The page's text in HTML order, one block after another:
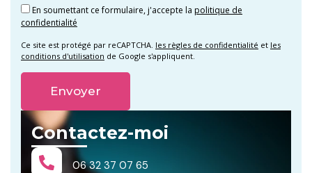
Contactez-moi
06 32 37 07 65
En soumettant ce formulaire, j'accepte la politique de
confidentialité
Ce site est protégé par reCAPTCHA. les règles de confidentialité et les
conditions d'utilisation de Google s'appliquent.
Alternative: